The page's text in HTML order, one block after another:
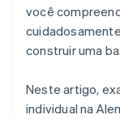
você
construir uma
Neste artigo,
individual na